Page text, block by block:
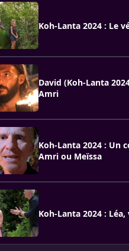
Koh-Lanta 2024 : Le
David (Koh-Lanta
Amri
Koh-Lanta 2024 : Un
Amri ou Meïssa
Koh-Lanta 2024 :